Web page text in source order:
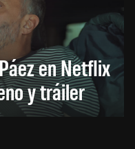
en Netflix
y tráiler